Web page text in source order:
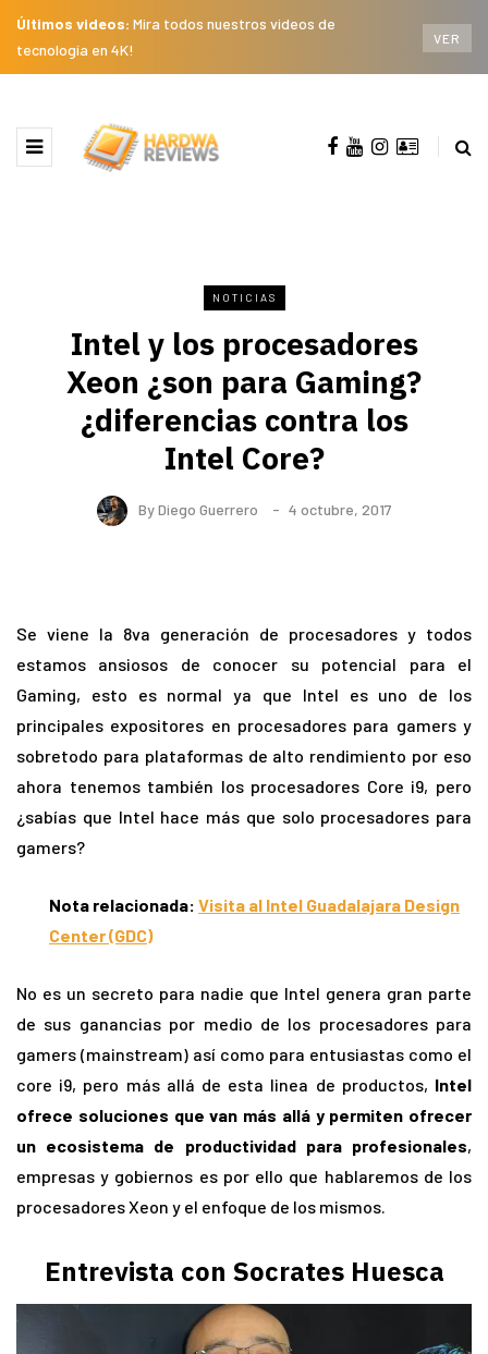
Últimos videos: Mira todos nuestros videos de
tecnología en 4K!
VER
NOTICIAS
Intel y los procesadores
Xeon ¿son para Gaming?
¿diferencias contra los
Intel Core?
ByDiego Guerrero 4 octubre, 2017
Se viene la 8va generación de procesadores y todos
estamos ansiosos de conocer su potencial para el
Gaming, esto es normal ya que Intel es uno de los
principales expositores en procesadores para gamers y
sobretodo para plataformas de alto rendimiento por eso
ahora tenemos también los procesadores Core i9, pero
¿sabías que Intel hace más que solo procesadores para
gamers?
Nota relacionada: Visita al Intel Guadalajara Design
Center (GDC)
No es un secreto para nadie que Intel genera gran parte
de sus ganancias por medio de los procesadores para
gamers (mainstream) así como para entusiastas como el
core i9, pero más allá de esta linea de productos, Intel
ofrece soluciones que van más allá y permiten ofrecer
un ecosistema de productividad para profesionales,
empresas y gobiernos es por ello que hablaremos de los
procesadores Xeon y el enfoque de los mismos.
Entrevista con Socrates Huesca